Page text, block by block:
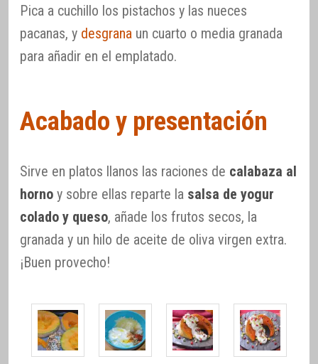
Pica a cuchillo los pistachos y las nueces
pacanas, y desgrana un cuarto o media granada
para añadir en el emplatado.
Acabado y presentación
Sirve en platos llanos las raciones de calabaza al
horno y sobre ellas reparte la salsa de yogur
colado y queso, añade los frutos secos, la
granada y un hilo de aceite de oliva virgen extra.
¡Buen provecho!